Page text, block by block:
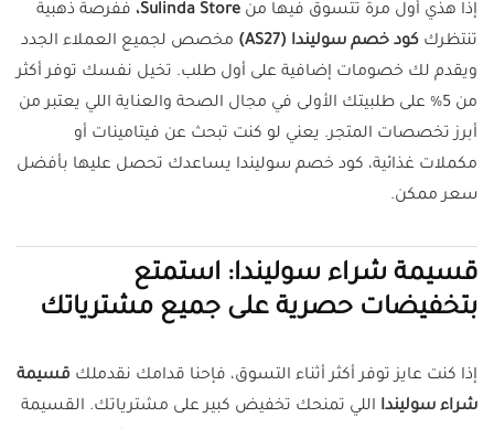
إذا هذي أول مرة تتسوق فيها من Sulinda Store،
ففرصة ذهبية
تنتظرك كود خصم سوليندا (AS27)
مخصص لجميع العملاء الجدد
ويقدم لك خصومات إضافية على أول طلب. تخيل نفسك توفر أكثر
من 5% على طلبيتك الأولى في مجال الصحة والعناية اللي يعتبر من
أبرز تخصصات المتجر. يعني لو كنت تبحث عن فيتامينات أو
مكملات غذائية، كود خصم سوليندا يساعدك تحصل عليها بأفضل
سعر ممكن.
قسيمة شراء سوليندا: استمتع
بتخفيضات حصرية على جميع مشترياتك
إذا كنت عايز توفر أكثر أثناء التسوق، فإحنا قدامك نقدملك قسيمة
شراء سوليندا اللي تمنحك تخفيض كبير على مشترياتك. القسيمة